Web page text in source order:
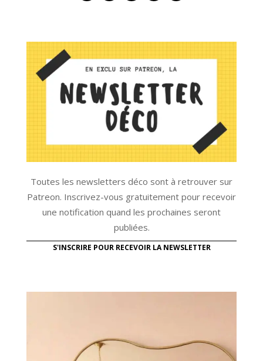
Toutes les newsletters déco sont à retrouver sur
Patreon. Inscrivez-vous gratuitement pour recevoir
une notification quand les prochaines seront
publiées.
S'INSCRIRE POUR RECEVOIR LA NEWSLETTER